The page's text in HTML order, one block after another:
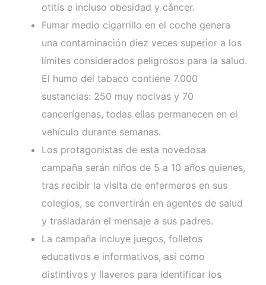
otitis e incluso obesidad y cáncer.
Fumar medio cigarrillo en el coche genera
una contaminación diez veces superior a los
límites considerados peligrosos para la salud.
El humo del tabaco contiene 7.000
sustancias: 250 muy nocivas y 70
cancerígenas, todas ellas permanecen en el
vehículo durante semanas.
Los protagonistas de esta novedosa
campaña serán niños de 5 a 10 años quienes,
tras recibir la visita de enfermeros en sus
colegios, se convertirán en agentes de salud
y trasladarán el mensaje a sus padres.
La campaña incluye juegos, folletos
educativos e informativos, así como
distintivos y llaveros para identificar los